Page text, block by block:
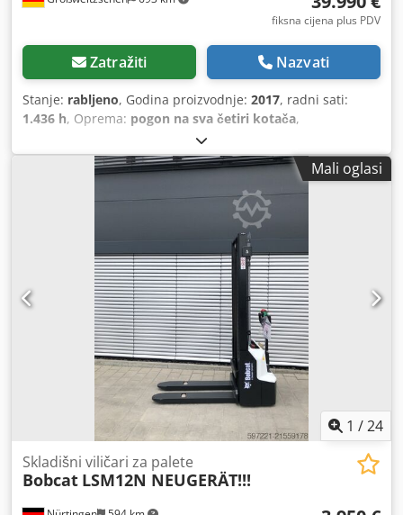
fiksna cijena plus PDV
Zatražiti Nazvati
Stanje: rabljeno, Godina proizvodnje: 2017, radni sati:
1.436 h, Oprema: pogon na sva četiri kotača,
Mali oglasi
1 /24
Skladišni viličari za palete
Bobcat LSM12N NEUGERÄT!!!